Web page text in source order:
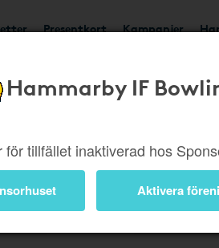
Presentkort Kampanjer
Hammarby IF
för tillfället inaktiverad hos
Aktivera